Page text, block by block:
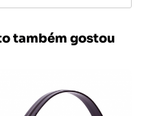
também gostou